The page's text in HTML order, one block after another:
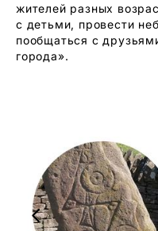
жителей разных
с детьми, провести
пообщаться с
города».